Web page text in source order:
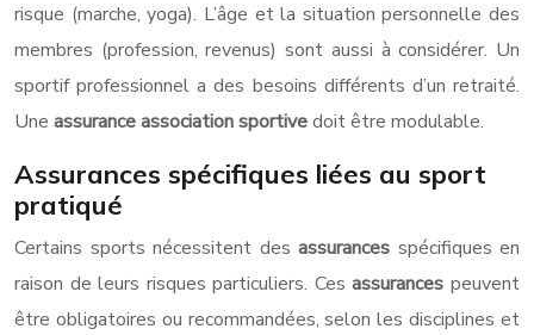
risque (marche, yoga). L’âge et la situation personnelle des
membres (profession, revenus) sont aussi à considérer. Un
sportif professionnel a des besoins différents d’un retraité.
Une assurance association sportivedoit être modulable.
Assurances spécifiques liées au sport
pratiqué
Certains sports nécessitent des assurances spécifiques en
raison de leurs risques particuliers. Cesassurancespeuvent
être obligatoires ou recommandées, selon les disciplines et